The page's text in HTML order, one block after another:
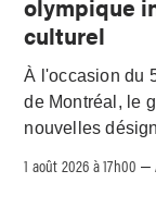
culturel
À l'occasion du
de Montréal, le
nouvelles
1 août 2026 à 17h00 –